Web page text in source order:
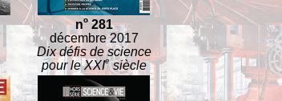
no281
décembre 2017
Dix défis de science
pour le XXIesiècle